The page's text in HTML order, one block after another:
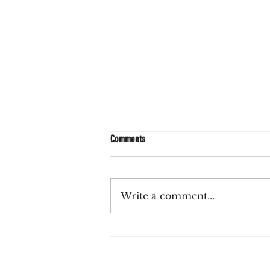
Comments
Write a comment...